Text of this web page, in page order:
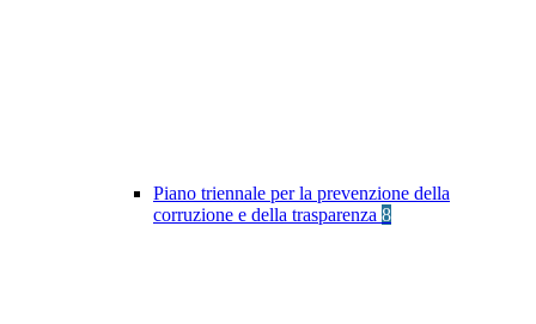
Piano triennale per la prevenzione della
corruzione e della trasparenza 8